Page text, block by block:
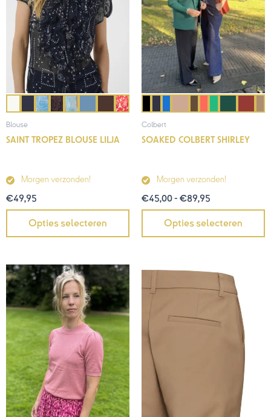
Blouse
SAINT TROPEZ BLOUSE LILJA
Morgen verzonden!
€49,95
Opties selecteren
Colbert
SOAKED COLBERT SHIRLEY
Morgen verzonden!
€45,00- €89,95
Opties selecteren